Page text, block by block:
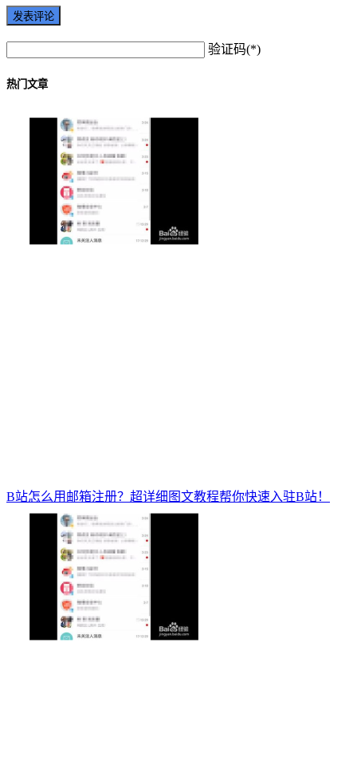
验证码(*)
热门文章
B站怎么用邮箱注册？超详细图文教程帮你快速入驻B站！